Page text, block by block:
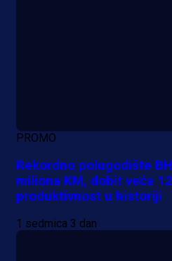
PROMO
Rekordno polugodište
miliona KM, dobit veća
produktivnost u historiji
1 sedmica 3 dan